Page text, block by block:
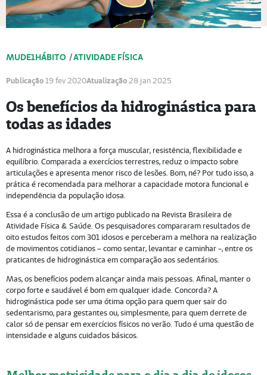
MUDE1HÁBITO /ATIVIDADE FÍSICA
Publicação19 fev 2020Atualização28 jan 2025
Os benefícios da hidroginástica para
todas as idades
A hidroginástica melhora a força muscular, resistência, flexibilidade e
equilíbrio. Comparada a exercícios terrestres, reduz o impacto sobre
articulações e apresenta menor risco de lesões. Bom, né? Por tudo isso, a
prática é recomendada para melhorar a capacidade motora funcional e
independência da população idosa.
Essa é a conclusão de um artigo publicado na Revista Brasileira de
Atividade Física & Saúde. Os pesquisadores compararam resultados de
oito estudos feitos com 301 idosos e perceberam a melhora na realização
de movimentos cotidianos – como sentar, levantar e caminhar -, entre os
praticantes de hidroginástica em comparação aos sedentários.
Mas, os benefícios podem alcançar ainda mais pessoas. Afinal, manter o
corpo forte e saudável é bom em qualquer idade. Concorda? A
hidroginástica pode ser uma ótima opção para quem quer sair do
sedentarismo, para gestantes ou, simplesmente, para quem derrete de
calor só de pensar em exercícios físicos no verão. Tudo é uma questão de
intensidade e alguns cuidados básicos.